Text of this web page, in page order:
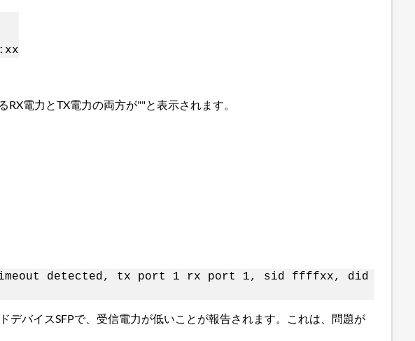
電力とTX電力の両方が""と表示されます。
timeout detected, tx port 1 rx port 1, sid ffffxx, did
デバイスSFPで、受信電力が低いことが報告されます。これは、問題が